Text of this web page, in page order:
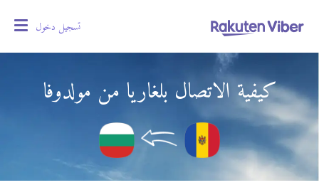
تسجيل دخول
كيفية الاتصال بلغاريا من مولدوفا